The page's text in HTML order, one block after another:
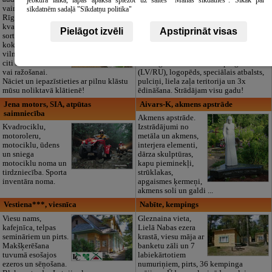
vairumtirdzniecība
Rīgā. Plašs un
kvalitatīvs tekstila
sortiments:
kokvilna, lins, zīds,
vilna, trikotāža un
citi audumi šūšanai
vai ražošanai.
Nāciet un iepazīstieties ar pilnu klāstu
mūsu noliktavā klātienē!
privātais bērnudārzs
Pārdaugavā,
(LV/RU), logopēds, speciālais atbalsts,
pulciņi, liela zaļa teritorija un 3x
ēdināšana. Strādājam visu gadu!
Jena motors, SIA, atpūtas
saimniecība
Kvadrociklu,
motoroleru,
motociklu, ūdens
un sniega
motociklu noma un
tirdzniecība. Sporta
inventāra noma.
Aivars-K, akmens apstrāde
Akmens apstrāde.
Izstrādājumi no
metāla un akmens,
interjera elementi,
dārza skulptūras,
kapu pieminekļi,
strūklakas,
apgaismes ķermeņi,
akmens soli un galdi ...
Vestiena***, viesnīca
Viesu nams,
kafejnīca, telpas
semināriem un pirts.
Makšķerēšana
tuvumā esošajos
ezeros un sēņošana.
Nabīte, kempings
Gleznaina vieta,
Lielā Nabas ezera
krastā, viesu māja ar
banketu zāli un 7
labiekārtotiem
numuriņiem, pirts, 36 kempinga
sīkdatnēm sadaļā "Sīkdatņu politika"
Pielāgot izvēli Apstiprināt visas